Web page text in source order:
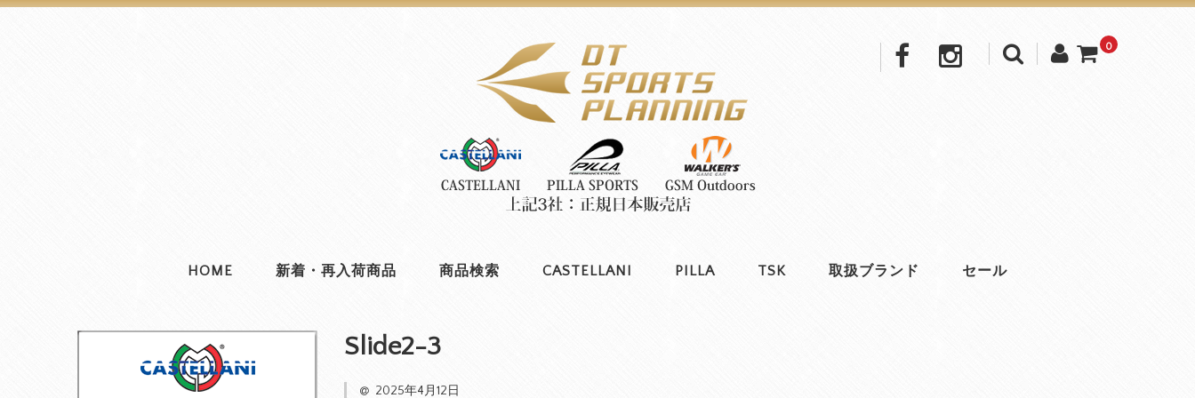
0
HOME 新着・再入荷商品 商品検索 CASTELLANI PILLA TSK 取扱ブランド セール
Slide2-3
2025年4月12日